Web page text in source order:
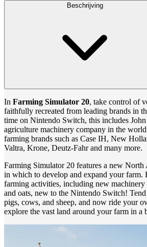
Beschrijving
In Farming Simulator 20, take control of
faithfully recreated from leading brands in
time on Nintendo Switch, this includes
agriculture machinery company in the
farming brands such as Case IH, New
Valtra, Krone, Deutz-Fahr and many more.
Farming Simulator 20 features a new
in which to develop and expand your farm.
farming activities, including new
and oats, new to the Nintendo Switch!
pigs, cows, and sheep, and now ride your
explore the vast land around your farm in a